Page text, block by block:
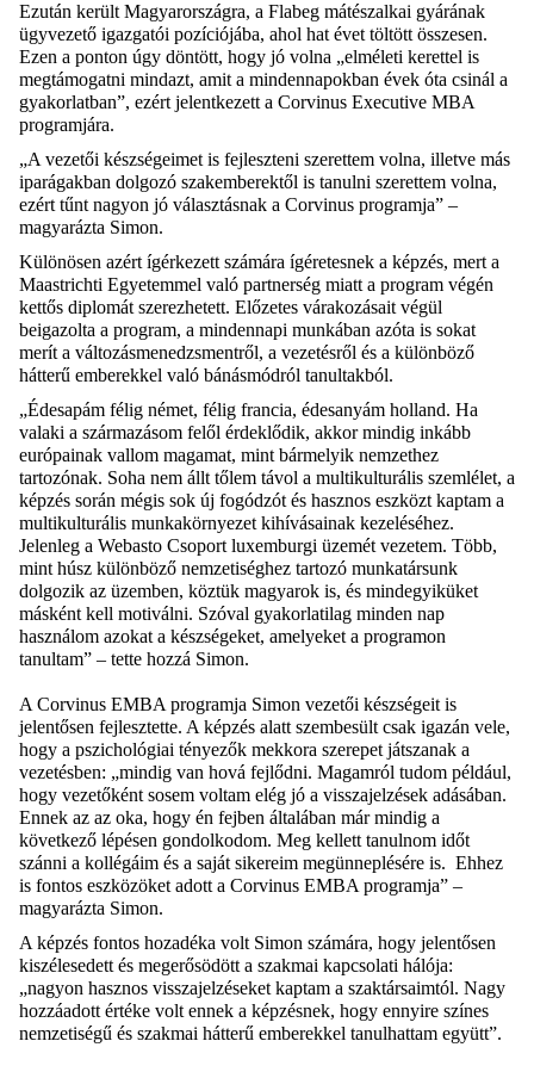
Ezután került Magyarországra, a Flabeg mátészalkai gyárának
ügyvezető igazgatói pozíciójába, ahol hat évet töltött összesen.
Ezen a ponton úgy döntött, hogy jó volna „elméleti kerettel is
megtámogatni mindazt, amit a mindennapokban évek óta csinál a
gyakorlatban”, ezért jelentkezett a Corvinus Executive MBA
programjára.
„A vezetői készségeimet is fejleszteni szerettem volna, illetve más
iparágakban dolgozó szakemberektől is tanulni szerettem volna,
ezért tűnt nagyon jó választásnak a Corvinus programja” –
magyarázta Simon.
Különösen azért ígérkezett számára ígéretesnek a képzés, mert a
Maastrichti Egyetemmel való partnerség miatt a program végén
kettős diplomát szerezhetett. Előzetes várakozásait végül
beigazolta a program, a mindennapi munkában azóta is sokat
merít a változásmenedzsmentről, a vezetésről és a különböző
hátterű emberekkel való bánásmódról tanultakból.
„Édesapám félig német, félig francia, édesanyám holland. Ha
valaki a származásom felől érdeklődik, akkor mindig inkább
európainak vallom magamat, mint bármelyik nemzethez
tartozónak. Soha nem állt tőlem távol a multikulturális szemlélet, a
képzés során mégis sok új fogódzót és hasznos eszközt kaptam a
multikulturális munkakörnyezet kihívásainak kezeléséhez.
Jelenleg a Webasto Csoport luxemburgi üzemét vezetem. Több,
mint húsz különböző nemzetiséghez tartozó munkatársunk
dolgozik az üzemben, köztük magyarok is, és mindegyiküket
másként kell motiválni. Szóval gyakorlatilag minden nap
használom azokat a készségeket, amelyeket a programon
tanultam” – tette hozzá Simon.
A Corvinus EMBA programja Simon vezetői készségeit is
jelentősen fejlesztette. A képzés alatt szembesült csak igazán vele,
hogy a pszichológiai tényezők mekkora szerepet játszanak a
vezetésben: „mindig van hová fejlődni. Magamról tudom például,
hogy vezetőként sosem voltam elég jó a visszajelzések adásában.
Ennek az az oka, hogy én fejben általában mármindig a
következő lépésen gondolkodom. Meg kellett tanulnom időt
szánni a kollégáim és a saját sikereim megünneplésére is. Ehhez
is fontos eszközöket adott a Corvinus EMBA programja” –
magyarázta Simon.
A képzés fontos hozadéka volt Simon számára, hogy jelentősen
kiszélesedett és megerősödött a szakmai kapcsolati hálója:
„nagyon hasznos visszajelzéseket kaptam a szaktársaimtól. Nagy
hozzáadott értéke volt ennek a képzésnek, hogy ennyire színes
nemzetiségű és szakmai hátterű emberekkel tanulhattam együtt”.